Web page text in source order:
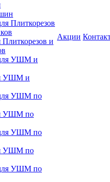
и
УШМ и
УШМ по
УШМ по
Акции